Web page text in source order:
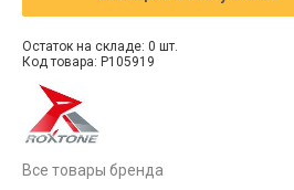
Остаток на складе: 0 шт.
Код товара: P105919
Все товары бренда